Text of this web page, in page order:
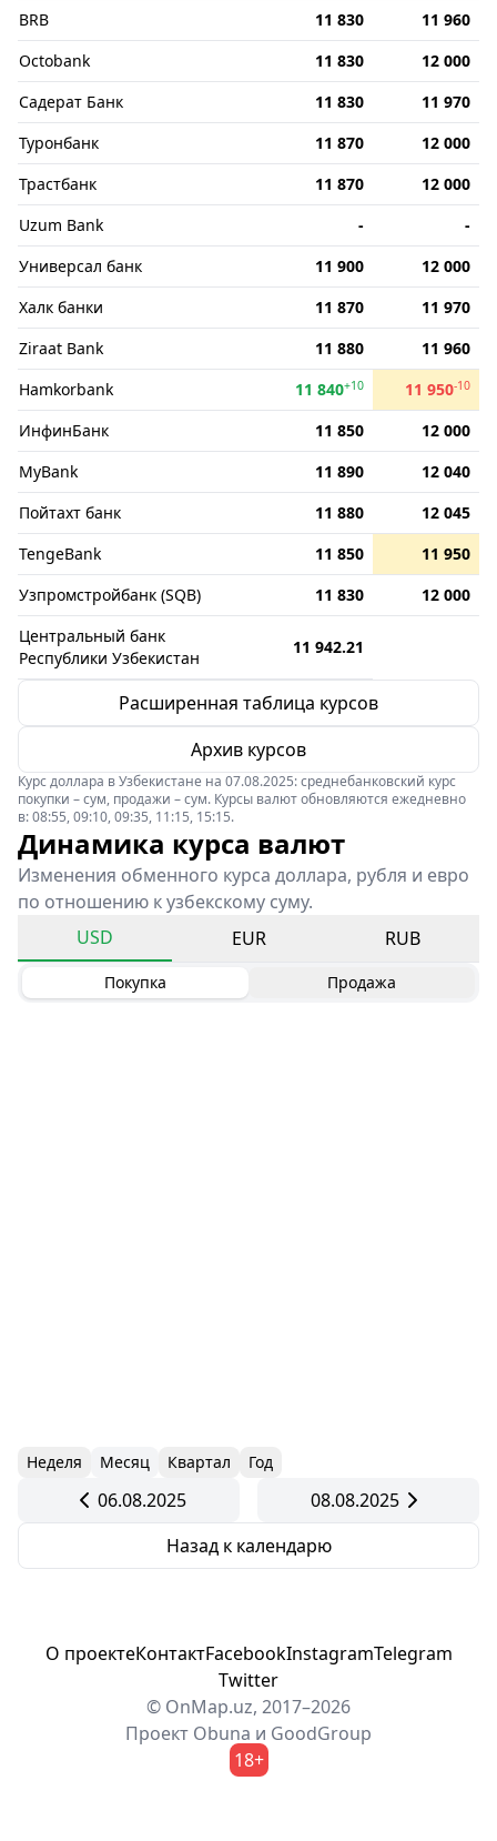
BRB
11 830
11 960
Octobank
11 830
12 000
Садерат Банк
11 830
11 970
Туронбанк
11 870
12 000
Трастбанк
11 870
12 000
Uzum Bank
-
-
Универсал банк
11 900
12 000
Халк банки
11 870
11 970
Ziraat Bank
11 880
11 960
Hamkorbank
11 840+10 11 950-10
ИнфинБанк 11 850
12 000
MyBank
11 890
12 040
Пойтахт банк
11 880
12 045
TengeBank
11 850
11 950
Узпромстройбанк (SQB)
11 830
12 000
Центральный банк
Республики Узбекистан
11 942.21
Расширенная таблица курсов
Архив курсов
Курс доллара в Узбекистане на 07.08.2025: среднебанковский курс
покупки – сум, продажи – сум. Курсы валют обновляются ежедневно
в: 08:55, 09:10, 09:35, 11:15, 15:15.
Динамика курса валют
Изменения обменного курса доллара, рубля и евро
по отношению к узбекскому суму.
USD
EUR RUB
Покупка Продажа
Неделя Месяц Квартал Год
06.08.2025
08.08.2025
Назад к календарю
О проектеКонтактFacebookInstagramTelegram
Twitter
© OnMap.uz, 2017–2026
Проект Obuna и GoodGroup
18+